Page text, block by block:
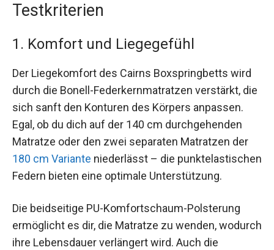
Testkriterien
1. Komfort und Liegegefühl
Der Liegekomfort des Cairns Boxspringbetts wird
durch die Bonell-Federkernmatratzen verstärkt, die
sich sanft den Konturen des Körpers anpassen.
Egal, ob du dich auf der 140 cm durchgehenden
Matratze oder den zwei separaten Matratzen der
180 cm Variante niederlässt – die punktelastischen
Federn bieten eine optimale Unterstützung.
Die beidseitige PU-Komfortschaum-Polsterung
ermöglicht es dir, die Matratze zu wenden, wodurch
ihre Lebensdauer verlängert wird. Auch die